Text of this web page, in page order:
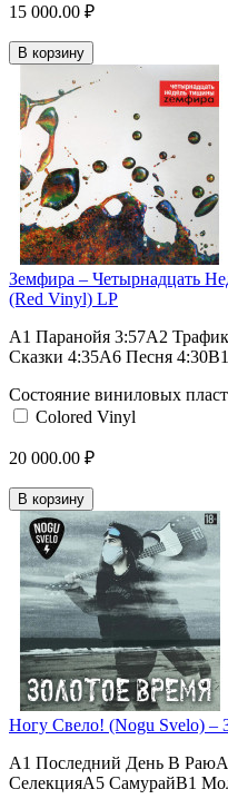
15 000.00 ₽
В корзину
Земфира – Четырнадцать
(Red Vinyl) LP
A1 Паранойя 3:57A2
Сказки 4:35A6 Песня
Состояние виниловых
Colored Vinyl
20 000.00 ₽
В корзину
Ногу Свело! (Nogu Svelo) –
A1 Последний День В
СелекцияA5 СамурайB1